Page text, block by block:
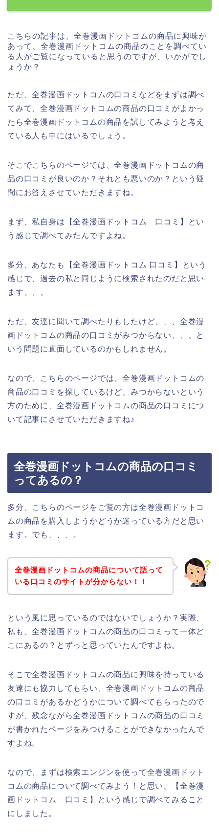
こちらの記事は、全巻漫画ドットコムの商品に興味が
あって、全巻漫画ドットコムの商品のことを調べてい
る人がご覧になっていると思うのですが、いかがでし
ょうか？
ただ、全巻漫画ドットコムの口コミなどをまずは調べ
てみて、全巻漫画ドットコムの商品の口コミがよかっ
たら全巻漫画ドットコムの商品を試してみようと考え
ている人も中にはいるでしょう。
そこでこちらのページでは、全巻漫画ドットコムの商
品の口コミが良いのか？それとも悪いのか？という疑
問にお答えさせていただきますね。
まず、私自身は【全巻漫画ドットコム 口コミ】とい
う感じで調べてみたんですよね。
多分、あなたも【全巻漫画ドットコム 口コミ】という
感じで、過去の私と同じように検索されたのだと思い
ます、、、
ただ、友達に聞いて調べたりもしたけど、、、全巻漫
画ドットコムの商品の口コミがみつからない、、、と
いう問題に直面しているのかもしれません。
なので、こちらのページでは、全巻漫画ドットコムの
商品の口コミを探しているけど、みつからないという
方のために、全巻漫画ドットコムの商品の口コミにつ
いて記事にさせていただきますね♪
全巻漫画ドットコムの商品の口コミ
ってあるの？
多分、こちらのページをご覧の方は全巻漫画ドットコ
ムの商品を購入しようかどうか迷っている方だと思い
ます。でも、、、。
全巻漫画ドットコムの商品について語って
いる口コミのサイトが分からない！！
という風に思っているのではないでしょうか？実際、
私も、全巻漫画ドットコムの商品の口コミって一体ど
こにあるの？とずっと思っていたんですよね。
そこで全巻漫画ドットコムの商品に興味を持っている
友達にも協力してもらい、全巻漫画ドットコムの商品
の口コミがあるかどうかについて調べてもらったので
すが、残念ながら全巻漫画ドットコムの商品の口コミ
が書かれたページをみつけることができなかったんで
すよね。
なので、まずは検索エンジンを使って全巻漫画ドット
コムの商品について調べてみよう！と思い、【全巻漫
画ドットコム 口コミ】という感じで調べてみること
にしました。